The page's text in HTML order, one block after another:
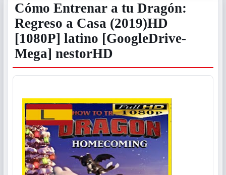
Cómo Entrenar a tu Dragón:
Regreso a Casa (2019)HD
[1080P] latino [GoogleDrive-
Mega] nestorHD